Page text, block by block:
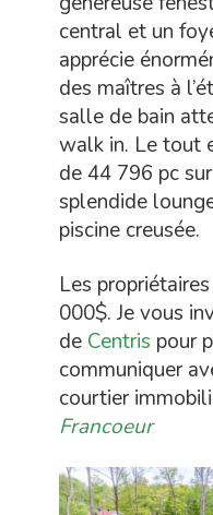
central et un
apprécie
des maîtres à
salle de bain
walk in. Le tout
de 44 796 pc
splendide
piscine creusée.
Les
000$. Je vous
de Centris pour
communiquer
courtier
Francoeur